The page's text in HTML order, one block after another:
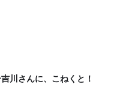
川さんに、こねくと！